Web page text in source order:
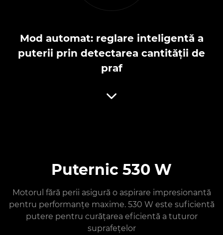
Mod automat: reglare inteligentă a
puterii prin detectarea cantității de
praf
Puternic 530 W
Motorul fără perii asigură o aspirare impresionantă
pentru performanțe maxime. 530 W este suficientă
putere pentru curățarea eficientă a tuturor
suprafețelor